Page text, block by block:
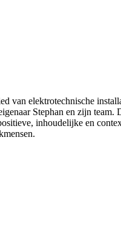
elektrotechnische
Stephan en zijn
inhoudelijke en